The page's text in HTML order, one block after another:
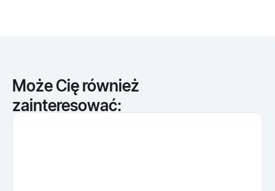
Może Cię również
zainteresować: